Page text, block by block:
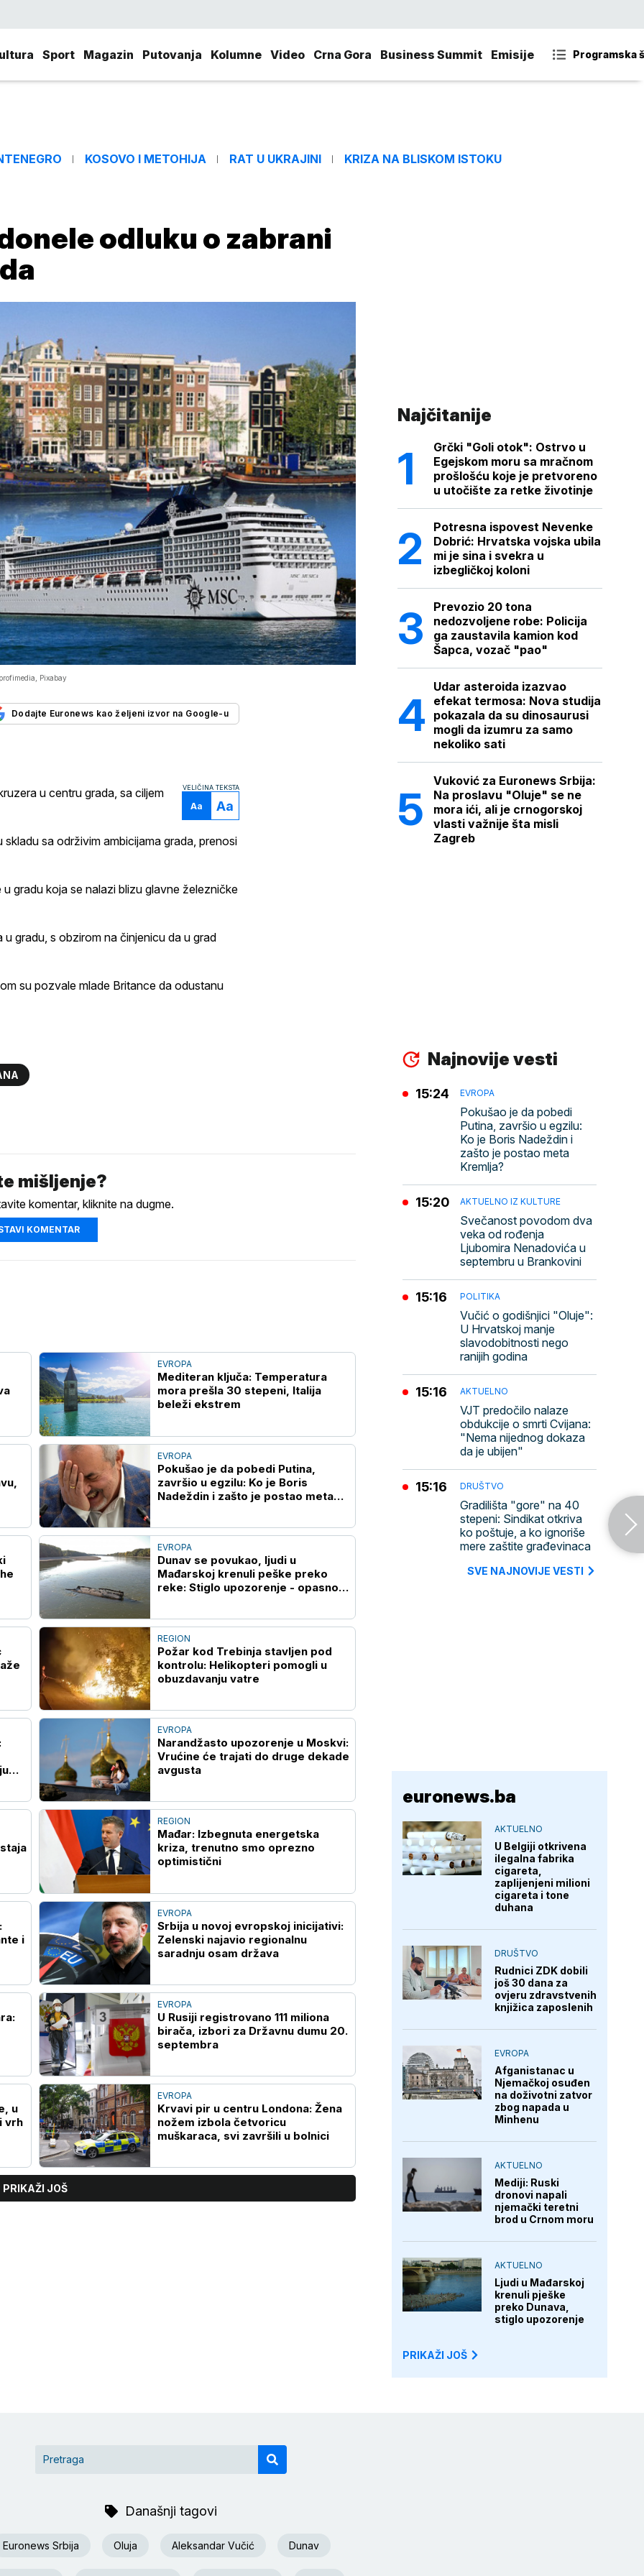
Sport Magazin Putovanja Kolumne Video Crna Gora Business Summit Emisije Programska
KOSOVO I METOHIJA RAT U UKRAJINI KRIZA NA BLISKOM ISTOKU
odluku o zabrani
Pixabay
Dodajte Euronews kao željeni izvor na Google-u
VELIČINA TEKSTA
Aa Aa
u centru grada, sa ciljem
skladu sa održivim ambicijama grada, prenosi
gradu koja se nalazi blizu glavne železničke
u gradu, s obzirom na činjenicu da u grad
su pozvale mlade Britance da odustanu
mišljenje?
komentar, kliknite na dugme.
KOMENTAR
EVROPA
Mediteran ključa: Temperatura
mora prešla 30 stepeni, Italija
beleži ekstrem
EVROPA
Pokušao je da pobedi Putina,
završio u egzilu: Ko je Boris
Nadeždin i zašto je postao meta
EVROPA
Dunav se povukao, ljudi u
Mađarskoj krenuli peške preko
reke: Stiglo upozorenje - opasno
REGION
Požar kod Trebinja stavljen pod
kontrolu: Helikopteri pomogli u
obuzdavanju vatre
EVROPA
Narandžasto upozorenje u Moskvi:
Vrućine će trajati do druge dekade
avgusta
REGION
Mađar: Izbegnuta energetska
kriza, trenutno smo oprezno
optimistični
i
EVROPA
Srbija u novoj evropskoj inicijativi:
Zelenski najavio regionalnu
saradnju osam država
EVROPA
U Rusiji registrovano 111 miliona
birača, izbori za Državnu dumu 20.
septembra
u
vrh
EVROPA
Krvavi pir u centru Londona: Žena
nožem izbola četvoricu
muškaraca, svi završili u bolnici
PRIKAŽI JOŠ
Najčitanije
Grčki "Goli otok": Ostrvo u
Egejskom moru sa mračnom
prošlošću koje je pretvoreno
u utočište za retke životinje
Potresna ispovest Nevenke
Dobrić: Hrvatska vojska ubila
mi je sina i svekra u
izbegličkoj koloni
Prevozio 20 tona
nedozvoljene robe: Policija
ga zaustavila kamion kod
Šapca, vozač "pao"
Udar asteroida izazvao
efekat termosa: Nova studija
pokazala da su dinosaurusi
mogli da izumru za samo
nekoliko sati
Vuković za Euronews Srbija:
Na proslavu "Oluje" se ne
mora ići, ali je crnogorskoj
vlasti važnije šta misli
Zagreb
Najnovije vesti
EVROPA
Pokušao je da pobedi
Putina, završio u egzilu:
Ko je Boris Nadeždin i
zašto je postao meta
Kremlja?
15:24
AKTUELNO IZ KULTURE
Svečanost povodom dva
veka od rođenja
Ljubomira Nenadovića u
septembru u Brankovini
15:20
POLITIKA
Vučić o godišnjici "Oluje":
U Hrvatskoj manje
slavodobitnosti nego
ranijih godina
15:16
AKTUELNO
VJT predočilo nalaze
obdukcije o smrti Cvijana:
"Nema nijednog dokaza
da je ubijen"
15:16
DRUŠTVO
Gradilišta "gore" na 40
stepeni: Sindikat otkriva
ko poštuje, a ko ignoriše
mere zaštite građevinaca
15:16
SVE NAJNOVIJE VESTI
euronews.ba
AKTUELNO
U Belgiji otkrivena
ilegalna fabrika
cigareta,
zaplijenjeni milioni
cigareta i tone
duhana
DRUŠTVO
Rudnici ZDK dobili
još 30 dana za
ovjeru zdravstvenih
knjižica zaposlenih
EVROPA
Afganistanac u
Njemačkoj osuđen
na doživotni zatvor
zbog napada u
Minhenu
AKTUELNO
Mediji: Ruski
dronovi napali
njemački teretni
brod u Crnom moru
AKTUELNO
Ljudi u Mađarskoj
krenuli pješke
preko Dunava,
stiglo upozorenje
PRIKAŽI JOŠ
Današnji tagovi
Euronews Srbija Oluja Aleksandar Vučić Dunav